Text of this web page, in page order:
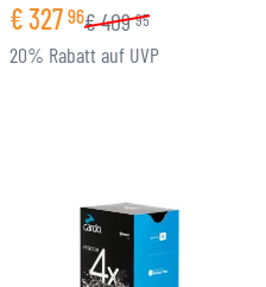
€327 96€409 95
20% Rabatt auf UVP